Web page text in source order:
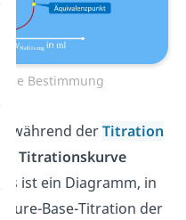
Bestimmung
während derTitration
Titrationskurve
ist ein Diagramm, in
Base-Titration der